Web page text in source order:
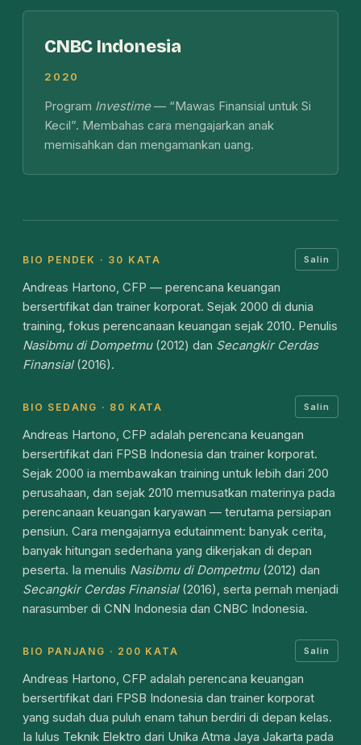
CNBC Indonesia
2020
Program Investime— “Mawas Finansial untuk Si
Kecil”. Membahas cara mengajarkan anak
memisahkan dan mengamankan uang.
BIO PENDEK · 30 KATA Salin
Andreas Hartono, CFP — perencana keuangan
bersertifikat dan trainer korporat. Sejak 2000 di dunia
training, fokus perencanaan keuangan sejak 2010. Penulis
Nasibmu di Dompetmu(2012) dan Secangkir Cerdas
Finansial(2016).
BIO SEDANG · 80 KATA Salin
Andreas Hartono, CFP adalah perencana keuangan
bersertifikat dari FPSB Indonesia dan trainer korporat.
Sejak 2000 ia membawakan training untuk lebih dari 200
perusahaan, dan sejak 2010 memusatkan materinya pada
perencanaan keuangan karyawan — terutama persiapan
pensiun. Cara mengajarnya edutainment: banyak cerita,
banyak hitungan sederhana yang dikerjakan di depan
peserta. Ia menulis Nasibmu di Dompetmu(2012) dan
Secangkir Cerdas Finansial(2016), serta pernah menjadi
narasumber di CNN Indonesia dan CNBC Indonesia.
BIO PANJANG · 200 KATA Salin
Andreas Hartono, CFP adalah perencana keuangan
bersertifikat dari FPSB Indonesia dan trainer korporat
yang sudah dua puluh enam tahun berdiri di depan kelas.
Ia lulus Teknik Elektro dari Unika Atma Jaya Jakarta pada